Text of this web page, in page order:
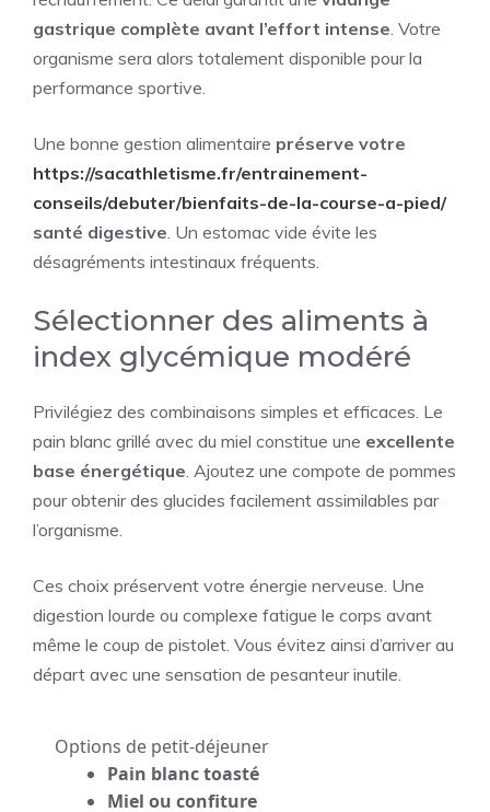
gastrique complète avant l’effort intense. Votre
organisme sera alors totalement disponible pour la
performance sportive.
Une bonne gestion alimentaire préserve votre
https://sacathletisme.fr/entrainement-
conseils/debuter/bienfaits-de-la-course-a-pied/
santé digestive. Un estomac vide évite les
désagréments intestinaux fréquents.
Sélectionner des aliments à
index glycémique modéré
Privilégiez des combinaisons simples et efficaces. Le
pain blanc grillé avec du miel constitue une excellente
base énergétique. Ajoutez une compote de pommes
pour obtenir des glucides facilement assimilables par
l’organisme.
Ces choix préservent votre énergie nerveuse. Une
digestion lourde ou complexe fatigue le corps avant
même le coup de pistolet. Vous évitez ainsi d’arriver au
départ avec une sensation de pesanteur inutile.
Options de petit-déjeuner
Pain blanc toasté
Miel ou confiture